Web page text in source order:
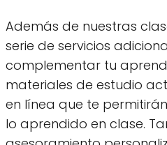
Además de nuestras
serie de servicios
complementar tu
materiales de estudio
en línea que te
lo aprendido en clase.